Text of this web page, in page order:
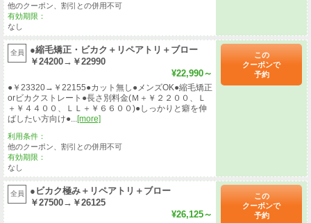
他のクーポン、割引との併用不可
有効期限：
なし
全員
●縮毛矯正・ビカク＋リペアトリ＋ブロー
￥24200→￥22990
¥22,990～
●￥23320→￥22155●カット無し●メンズOK●縮毛矯正
orビカクストレート●長さ別料金(Ｍ＋￥２２００、Ｌ
＋￥４４００、ＬＬ＋￥６６００)●しっかりと癖を伸
ばしたい方向け●...[more]
利用条件：
他のクーポン、割引との併用不可
有効期限：
なし
この
クーポンで
予約
全員
●ビカク極み＋リペアトリ＋ブロー
￥27500→￥26125
¥26,125～
この
クーポンで
予約